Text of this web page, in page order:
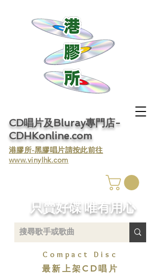
CD唱片及Bluray專門店-
CDHKonline.com
​港膠所-黑膠唱片請按此前往
www.vinylhk.com
​只賣好碟 唯有用心
Compact Disc
最新上架CD唱片